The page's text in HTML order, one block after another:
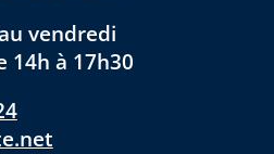
vendredi
14h à 17h30